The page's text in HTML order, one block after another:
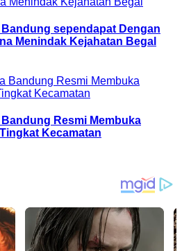
sependapat Dengan
Menindak Kejahatan Begal
Resmi Membuka
Kecamatan